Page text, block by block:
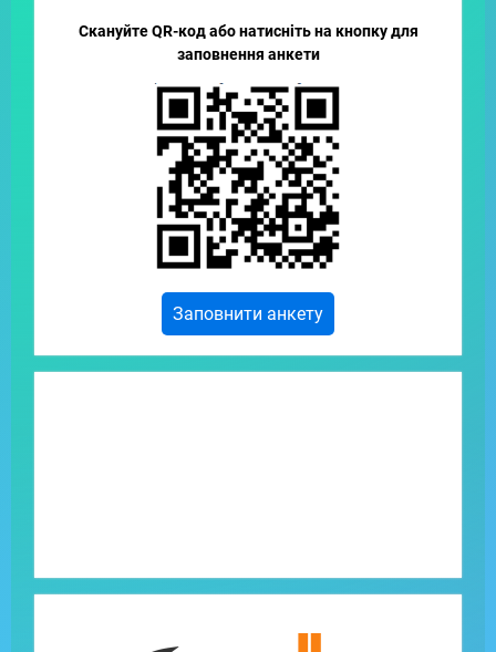
Скануйте QR-код або натисніть на кнопку для
заповнення анкети
Заповнити анкету